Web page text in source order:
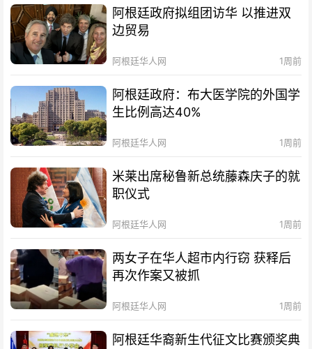
阿根廷政府拟组团访华 以推进双
边贸易
阿根廷华人网 1周前
阿根廷政府：布大医学院的外国学
生比例高达40%
阿根廷华人网 1周前
米莱出席秘鲁新总统藤森庆子的就
职仪式
阿根廷华人网 1周前
两女子在华人超市内行窃 获释后
再次作案又被抓
阿根廷华人网 1周前
阿根廷华裔新生代征文比赛颁奖典